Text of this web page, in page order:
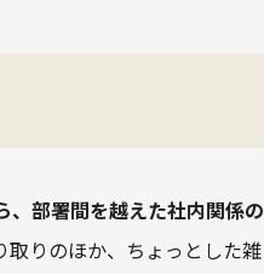
、部署間を越えた社内関係の
取りのほか、ちょっとした雑